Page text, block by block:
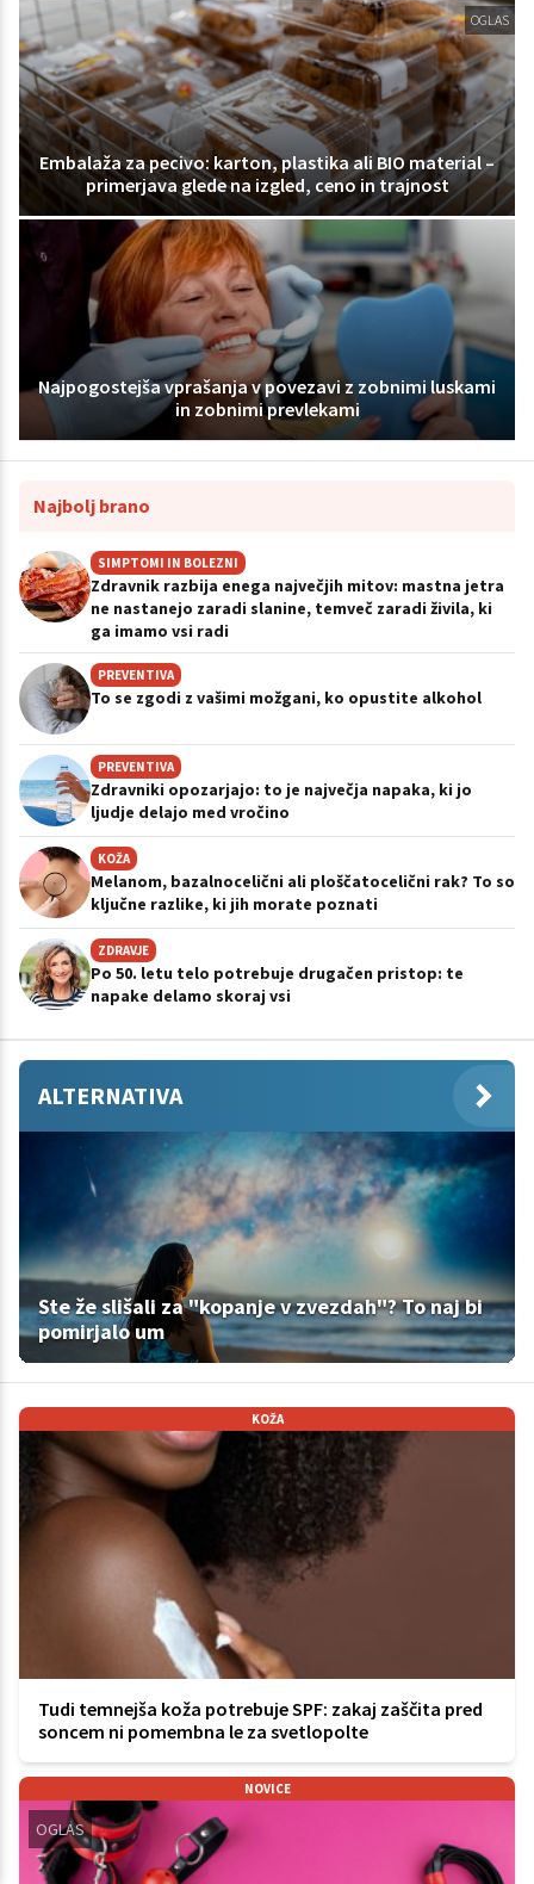
OGLAS
Embalaža za pecivo: karton, plastika ali BIO material –
primerjava glede na izgled, ceno in trajnost
Najpogostejša vprašanja v povezavi z zobnimi luskami
in zobnimi prevlekami
Najbolj brano
SIMPTOMI IN BOLEZNI
Zdravnik razbija enega največjih mitov: mastna jetra
ne nastanejo zaradi slanine, temveč zaradi živila, ki
ga imamo vsi radi
PREVENTIVA
To se zgodi z vašimi možgani, ko opustite alkohol
PREVENTIVA
Zdravniki opozarjajo: to je največja napaka, ki jo
ljudje delajo med vročino
KOŽA
Melanom, bazalnocelični ali ploščatocelični rak? To so
ključne razlike, ki jih morate poznati
ZDRAVJE
Po 50. letu telo potrebuje drugačen pristop: te
napake delamo skoraj vsi
ALTERNATIVA
Ste že slišali za "kopanje v zvezdah"? To naj bi
pomirjalo um
KOŽA
Tudi temnejša koža potrebuje SPF: zakaj zaščita pred
soncem ni pomembna le za svetlopolte
NOVICE
OGLAS